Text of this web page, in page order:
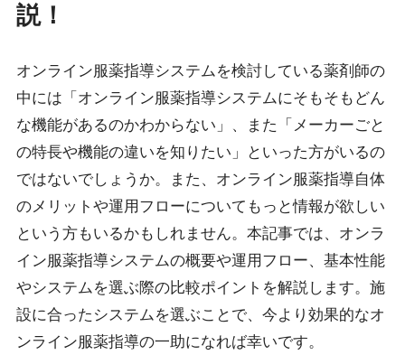
説！
オンライン服薬指導システムを検討している薬剤師の
中には「オンライン服薬指導システムにそもそもどん
な機能があるのかわからない」、また「メーカーごと
の特長や機能の違いを知りたい」といった方がいるの
ではないでしょうか。また、オンライン服薬指導自体
のメリットや運用フローについてもっと情報が欲しい
という方もいるかもしれません。本記事では、オンラ
イン服薬指導システムの概要や運用フロー、基本性能
やシステムを選ぶ際の比較ポイントを解説します。施
設に合ったシステムを選ぶことで、今より効果的なオ
ンライン服薬指導の一助になれば幸いです。